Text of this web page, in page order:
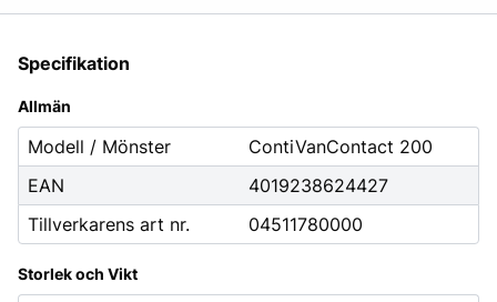
Specifikation
Allmän
Modell / Mönster
ContiVanContact 200
EAN
4019238624427
Tillverkarens art nr.
04511780000
Storlek och Vikt